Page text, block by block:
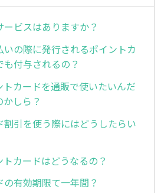
ビスはありますか？
いの際に発行されるポイントカ
付与されるの？
カードを通販で使いたいんだ
しら？
割引を使う際にはどうしたらい
カードはどうなるの？
有効期限て一年間？